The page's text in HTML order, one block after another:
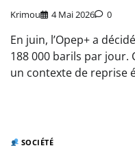
Krimou 4 Mai 2026 0
En juin, l’Opep+ a
188 000 barils par jour.
un contexte de reprise
SOCIÉTÉ